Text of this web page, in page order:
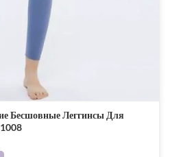
Бесшовные Леггинсы Для